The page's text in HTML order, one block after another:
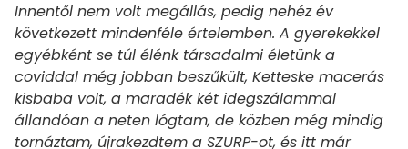
Innentől nem volt megállás, pedig nehéz év
következett mindenféle értelemben. A gyerekekkel
egyébként se túl élénk társadalmi életünk a
coviddal még jobban beszűkült, Ketteske macerás
kisbaba volt, a maradék két idegszálammal
állandóan a neten lógtam, de közben még mindig
tornáztam, újrakezdtem a SZURP-ot, és itt már